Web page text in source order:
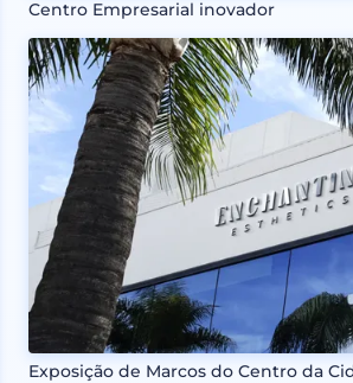
Centro Empresarial inovador
Exposição de Marcos do Centro da